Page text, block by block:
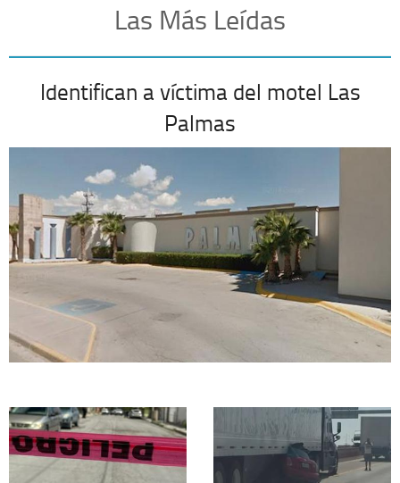
Las Más Leídas
Identifican a víctima del motel Las
Palmas